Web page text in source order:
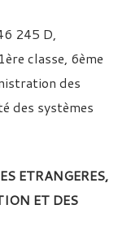
245 D,
classe, 6ème
des
des systèmes
ETRANGERES,
ET DES